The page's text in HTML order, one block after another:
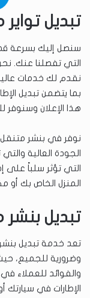
تبديل
سنصل إليك بسرعة
التي تفصلنا عنك.
نقدم لك خدمات
بما يتضمن تبديل
هذا الإعلان وسنوفر
نوفر في بنشر متنقل
الجودة العالية
التي تؤثر سلباً على
المنزل الخاص بك أو
تبديل بنشر
تعد خدمة تبديل
وضرورية للجميع،
والفوائد للعملاء
الإطارات في سيارتك